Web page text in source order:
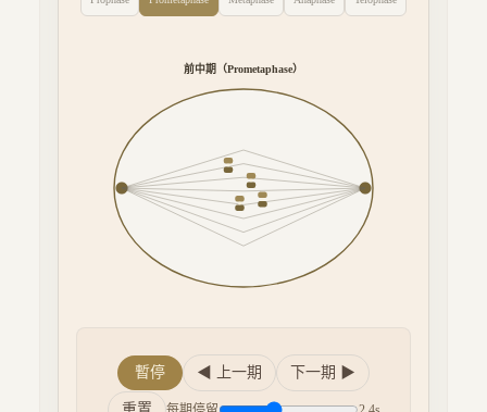
中期 （Metaphase）
暫停 ◀ 上一期 下一期 ▶